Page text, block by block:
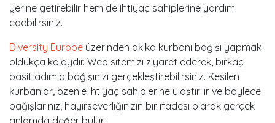
yerine getirebilir hem de ihtiyaç sahiplerine yardım
edebilirsiniz.
Diversity Europe üzerinden akika kurbanı bağışı yapmak
oldukça kolaydır. Web sitemizi ziyaret ederek, birkaç
basit adımla bağışınızı gerçekleştirebilirsiniz. Kesilen
kurbanlar, özenle ihtiyaç sahiplerine ulaştırılır ve böylece
bağışlarınız, hayırseverliğinizin bir ifadesi olarak gerçek
anlamda değer bulur.